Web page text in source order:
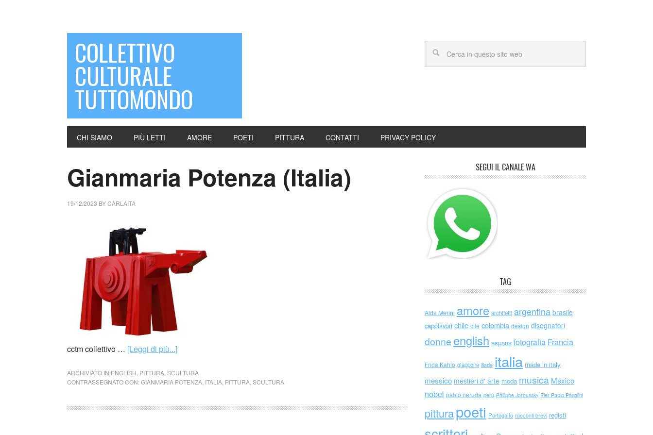
COLLETTIVO
CULTURALE
TUTTOMONDO
CHI SIAMO PIÙ LETTI AMORE POETI PITTURA CONTATTI PRIVACY POLICY
Gianmaria Potenza (Italia)
19/12/2023 BYCARLAITA
cctm collettivo … [Leggi di più...]
ARCHIVIATO IN:ENGLISH PITTURA SCULTURA
CONTRASSEGNATO CON:GIANMARIA POTENZA ITALIA PITTURA SCULTURA
SEGUI IL CANALE WA
TAG
Alda Merini amore architetti argentina brasile
capolavori chile cile colombia design disegnatori
donne english espana fotografia Francia
Frida Kahlo giappone iliade italia made in italy
messico mestieri d' arte moda musica México
nobel pablo neruda perù Philippe Jaroussky Pier Paolo Pasolini
pitturapoeti Portogallo racconti brevi registi